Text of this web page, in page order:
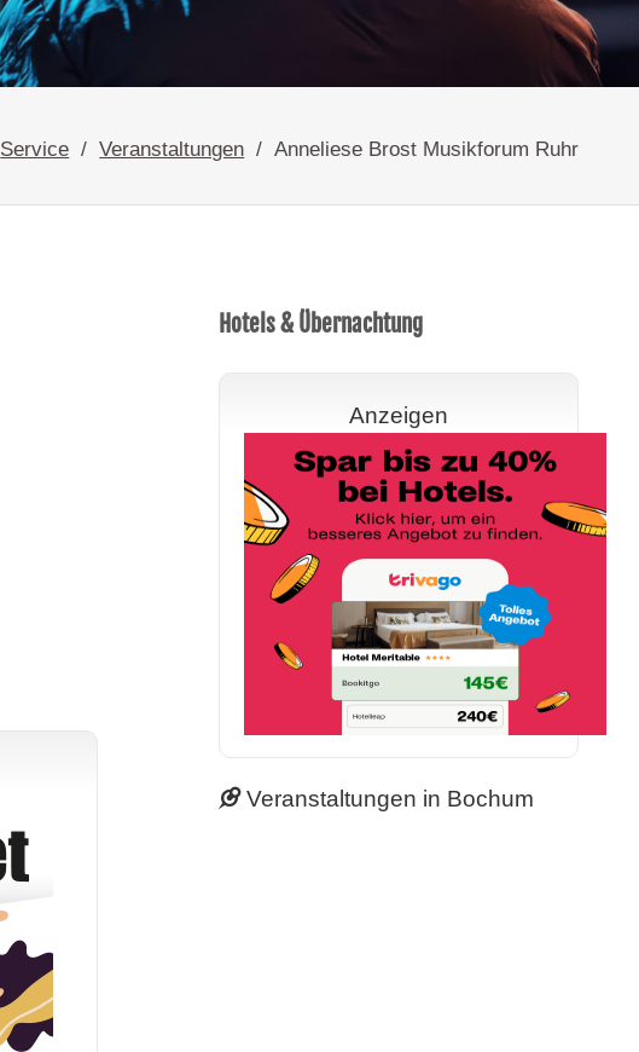
Service Veranstaltungen Anneliese Brost Musikforum Ruhr
Hotels & Übernachtung
Anzeigen
Veranstaltungen in Bochum